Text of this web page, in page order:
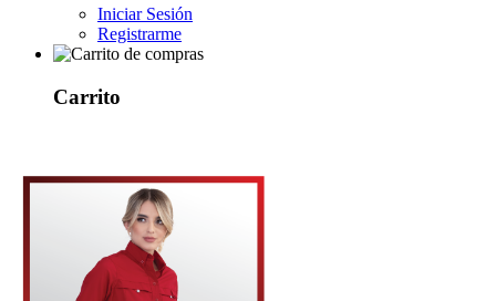
Iniciar Sesión
Registrarme
Carrito